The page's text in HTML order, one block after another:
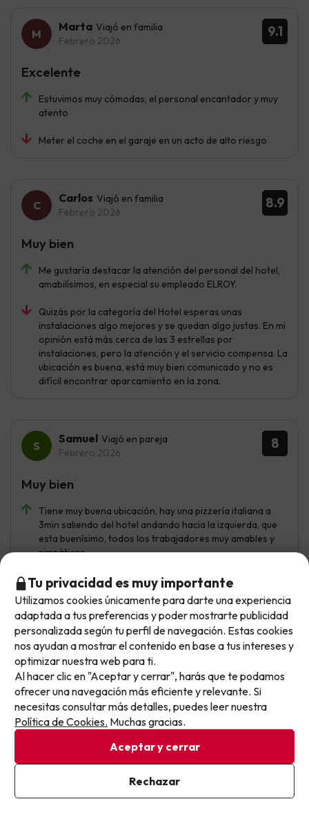
9.1
Marta Viajó en familia
Febrero 2026
Estuvimos muy cómodas, el personal encantador y muy
atento
Meter el coche en el garaje en un acto de alto riesgo
Excelente
8.9
Carlos Viajó en familia
Febrero 2026
Me gustaría destacar la atención del personal del hotel,
amabilísimos, en especial su empleado ELROY.
Quizás por la categoría del Hotel esperas unas
instalaciones algo mejores y se quedan algo justas. En mi
opinión está más cerca de las 3 estrellas por
instalaciones, pero la atención y el servicio compensa. La
ubicación es buena, está muy bien comunicado y no es
difícil encontrar aparcamiento en la zona.
Muy bien
8
Samuel Viajó en pareja
Febrero 2026
Tiene muy buena ubicación, hay una pizzería italiana a
3min saliendo del hotel andando hacia la izquierda, que
esta buenísimo, todos los trabajadores muy amables y
simpáticos.
Paredes de papel, se escucha absolutamente todo, los
coches pasando casi toda la noche, el fuerte viento que
hemos tenido, los colchones bastante incomodos en
nuestra opinión...
Muy bien
Mostrar más opiniones
Si tienes dudas antes de reservar, puedes consultar nuestro
apartado depreguntas frecuentes.
No llegas tarde: llegas al siguiente.
Este chollo ya ha caducado, pero cada día lanzamos
nuevas oportunidades para viajar mejor y pagar
menos.
Apúntate y que el próximo no se te escape.
Pon tu mejor e-mail
Ya estoy suscrito
Al suscribirte, confirmas haber leído y estar de acuerdo con la
Otras iniciativas de éxito del grupo Viajes Para Ti S.L.U.
son Esquiades.com (la web líder de viajes a la nieve en
Tu privacidad es muy importante
Utilizamos cookies únicamente para darte una experiencia
adaptada a tus preferencias y poder mostrarte publicidad
personalizada según tu perfil de navegación. Estas cookies
nos ayudan a mostrar el contenido en base a tus intereses y
optimizar nuestra web para ti.
Al hacer clic en "Aceptar y cerrar", harás que te podamos
ofrecer una navegación más eficiente y relevante. Si
necesitas consultar más detalles, puedes leer nuestra
Política de Cookies. Muchas gracias.
Aceptar y cerrar
Rechazar